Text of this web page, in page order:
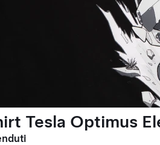
Tesla Optimus